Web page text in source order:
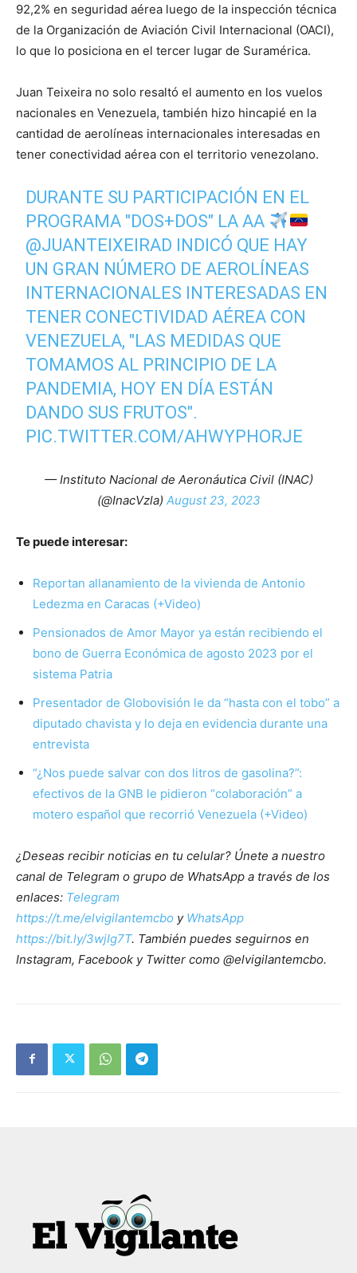
92,2% en seguridad aérea luego de la inspección técnica
de la Organización de Aviación Civil Internacional (OACI),
lo que lo posiciona en el tercer lugar de Suramérica.
Juan Teixeira no solo resaltó el aumento en los vuelos
nacionales en Venezuela, también hizo hincapié en la
cantidad de aerolíneas internacionales interesadas en
tener conectividad aérea con el territorio venezolano.
DURANTE SU PARTICIPACIÓN EN EL
PROGRAMA "DOS+DOS" LA AA
@JUANTEIXEIRAD INDICÓ QUE HAY
UN GRAN NÚMERO DE AEROLÍNEAS
INTERNACIONALES INTERESADAS EN
TENER CONECTIVIDAD AÉREA CON
VENEZUELA, "LAS MEDIDAS QUE
TOMAMOS AL PRINCIPIO DE LA
PANDEMIA, HOY EN DÍA ESTÁN
DANDO SUS FRUTOS".
PIC.TWITTER.COM/AHWYPHORJE
— Instituto Nacional de Aeronáutica Civil (INAC)
(@InacVzla) August 23, 2023
Te puede interesar:
Reportan allanamiento de la vivienda de Antonio
Ledezma en Caracas (+Video)
Pensionados de Amor Mayor ya están recibiendo el
bono de Guerra Económica de agosto 2023 por el
sistema Patria
Presentador de Globovisión le da “hasta con el tobo” a
diputado chavista y lo deja en evidencia durante una
entrevista
“¿Nos puede salvar con dos litros de gasolina?”:
efectivos de la GNB le pidieron “colaboración” a
motero español que recorrió Venezuela (+Video)
¿Deseas recibir noticias en tu celular? Únete a nuestro
canal de Telegram o grupo de WhatsApp a través de los
enlaces: Telegram
https://t.me/elvigilantemcbo y WhatsApp
https://bit.ly/3wjIg7T. También puedes seguirnos en
Instagram, Facebook y Twitter como @elvigilantemcbo.